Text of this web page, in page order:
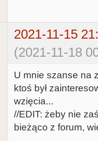
2021-11-15
(2021-11-18
U mnie szanse na
ktoś był
wzięcia...
//EDIT: żeby nie
bieżąco z forum,